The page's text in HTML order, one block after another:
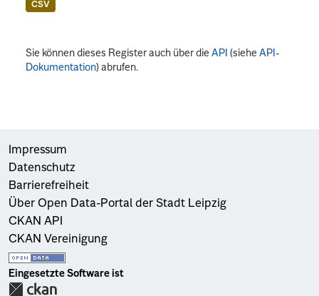
CSV
Sie können dieses Register auch über dieAPI (sieheAPI-
Dokumentation) abrufen.
Impressum
Datenschutz
Barrierefreiheit
Über Open Data-Portal der Stadt Leipzig
CKAN API
CKAN Vereinigung
Eingesetzte Software ist